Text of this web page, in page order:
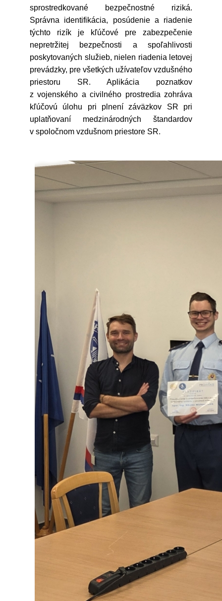
sprostredkované bezpečnostné riziká.
Správna identifikácia, posúdenie a riadenie
týchto rizík je kľúčové pre zabezpečenie
nepretržitej bezpečnosti a spoľahlivosti
poskytovaných služieb, nielen riadenia letovej
prevádzky, pre všetkých užívateľov vzdušného
priestoru SR. Aplikácia poznatkov
z vojenského a civilného prostredia zohráva
kľúčovú úlohu pri plnení záväzkov SR pri
uplatňovaní medzinárodných štandardov
v spoločnom vzdušnom priestore SR.